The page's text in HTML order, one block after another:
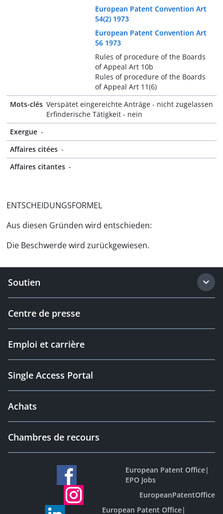
European Patent Convention Art
54(2) 1973
European Patent Convention Art
56 1973
Rules of procedure of the Boards
of Appeal Art 10b
Rules of procedure of the Boards
of Appeal Art 11(6)
Mots-clés Verspätet eingereichte Anträge - nicht zugelassen
Erfinderische Tätigkeit - nein
Exergue -
Affaires citées -
Affaires citantes -
ENTSCHEIDUNGSFORMEL
Aus diesen Gründen wird entschieden:
Die Beschwerde wird zurückgewiesen.
Soutien
Centre de presse
Emploi et carrière
Single Access Portal
Achats
Chambres de recours
European Patent Office|
EPO Jobs
EuropeanPatentOffice
European Patent Office|